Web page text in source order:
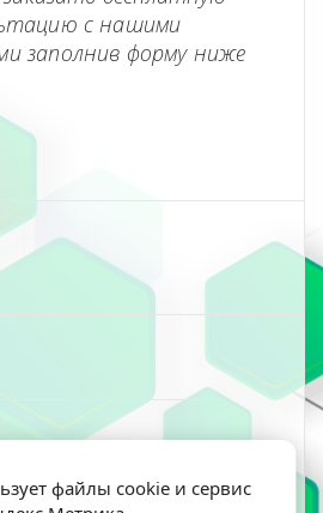
с нашими
заполнив форму ниже
файлы cookie и сервис